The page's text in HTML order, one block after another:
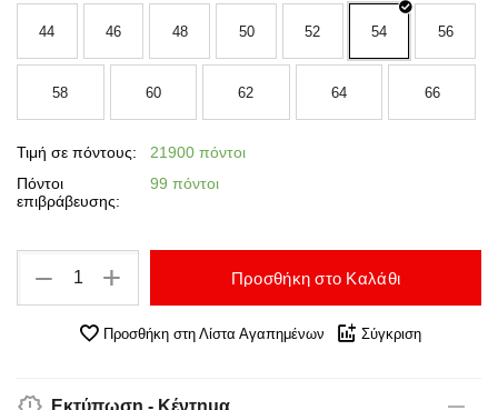
44 46 48 50 52 54 56
58 60 62 64 66
Τιμή σε πόντους:
21900 πόντοι
Πόντοι
επιβράβευσης:
99 πόντοι
+
− Προσθήκη στο Καλάθι
Προσθήκη στη Λίστα Αγαπημένων Σύγκριση
Εκτύπωση - Κέντημα